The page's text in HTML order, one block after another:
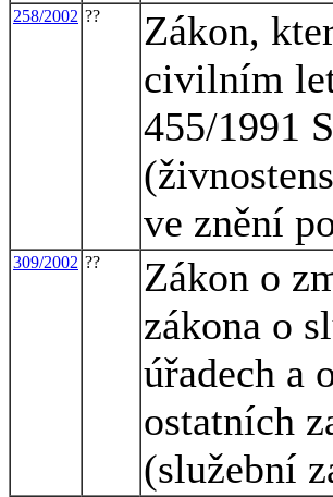
258/2002 ??
Zákon,
civilním
455/1991
ve znění
309/2002 ??
Zákon o
zákona o
úřadech a
ostatních
(služební